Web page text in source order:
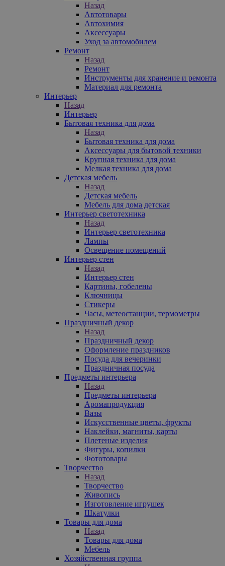
Назад
Автотовары
Автохимия
Аксессуары
Уход за автомобилем
Ремонт
Назад
Ремонт
Инструменты для хранение и ремонта
Материал для ремонта
Интерьер
Назад
Интерьер
Бытовая техника для дома
Назад
Бытовая техника для дома
Аксессуары для бытовой техники
Крупная техника для дома
Мелкая техника для дома
Детская мебель
Назад
Детская мебель
Мебель для дома детская
Интерьер светотехника
Назад
Интерьер светотехника
Лампы
Освещение помещений
Интерьер стен
Назад
Интерьер стен
Картины, гобелены
Ключницы
Стикеры
Часы, метеостанции, термометры
Праздничный декор
Назад
Праздничный декор
Оформление праздников
Посуда для вечеринки
Праздничная посуда
Предметы интерьера
Назад
Предметы интерьера
Аромапродукция
Вазы
Искусственные цветы, фрукты
Наклейки, магниты, карты
Плетеные изделия
Фигуры, копилки
Фототовары
Творчество
Назад
Творчество
Живопись
Изготовление игрушек
Шкатулки
Товары для дома
Назад
Товары для дома
Мебель
Хозяйственная группа